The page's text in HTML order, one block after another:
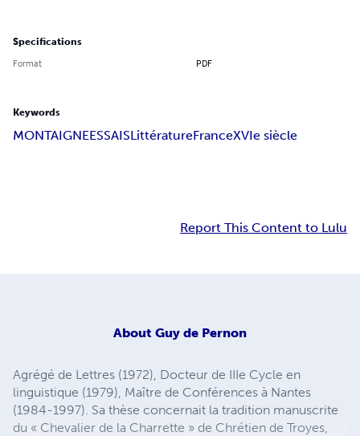
Specifications
Format PDF
Keywords
MONTAIGNEESSAISLittératureFranceXVIe siècle
Report This Content to Lulu
About Guy de Pernon
Agrégé de Lettres (1972), Docteur de IIIe Cycle en
linguistique (1979), Maître de Conférences à Nantes
(1984-1997). Sa thèse concernait la tradition manuscrite
du « Chevalier de la Charrette » de Chrétien de Troyes,